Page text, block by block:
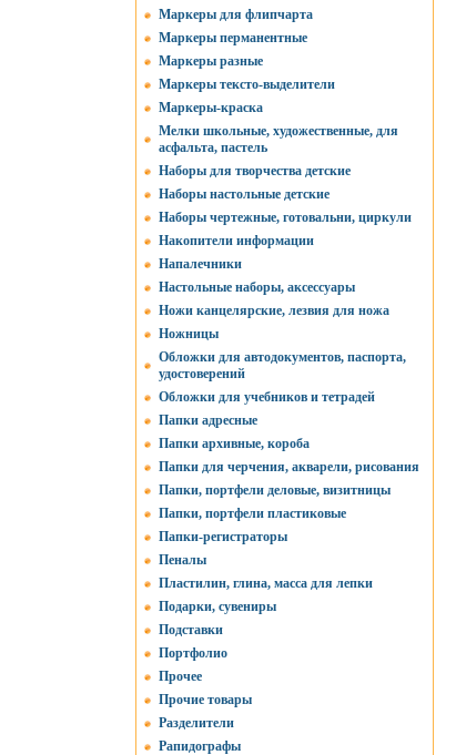
Маркеры для флипчарта
Маркеры перманентные
Маркеры разные
Маркеры тексто-выделители
Маркеры-краска
Мелки школьные, художественные, для
асфальта, пастель
Наборы для творчества детские
Наборы настольные детские
Наборы чертежные, готовальни, циркули
Накопители информации
Напалечники
Настольные наборы, аксессуары
Ножи канцелярские, лезвия для ножа
Ножницы
Обложки для автодокументов, паспорта,
удостоверений
Обложки для учебников и тетрадей
Папки адресные
Папки архивные, короба
Папки для черчения, акварели, рисования
Папки, портфели деловые, визитницы
Папки, портфели пластиковые
Папки-регистраторы
Пеналы
Пластилин, глина, масса для лепки
Подарки, сувениры
Подставки
Портфолио
Прочее
Прочие товары
Разделители
Рапидографы